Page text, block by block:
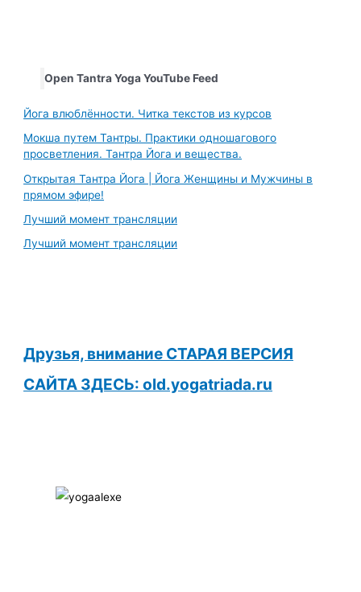
Open Tantra Yoga YouTube Feed
Йога влюблённости. Читка текстов из курсов
Мокша путем Тантры. Практики одношагового
просветления. Тантра Йога и вещества.
Открытая Тантра Йога | Йога Женщины и Мужчины в
прямом эфире!
Лучший момент трансляции
Лучший момент трансляции
Друзья, внимание СТАРАЯ ВЕРСИЯ
САЙТА ЗДЕСЬ: old.yogatriada.ru